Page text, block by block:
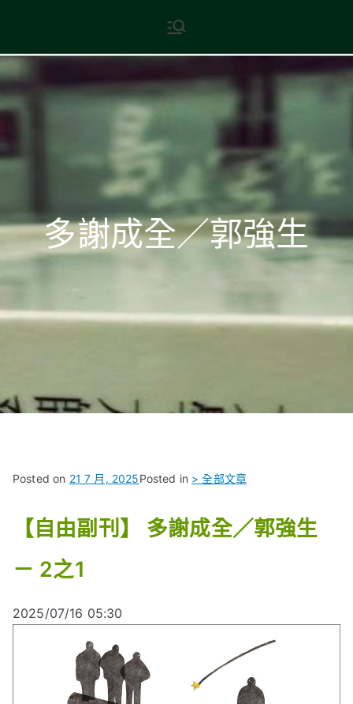
content
現代文學
地球小如鴿卵，/ 我輕輕地將它
多謝成全／郭強生
Posted on 21 7 月, 2025Posted in > 全部文章
【自由副刊】 多謝成全／郭強生
－ 2之1
2025/07/16 05:30